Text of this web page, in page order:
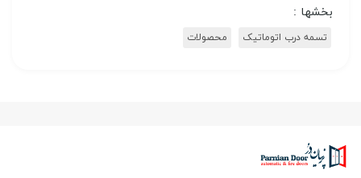
بخشها :
تسمه درب اتوماتیک محصولات